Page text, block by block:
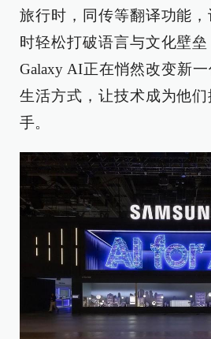
旅行时，同传等翻译功能
时轻松打破语言与文化壁垒
Galaxy AI正在悄然改变新
生活方式，让技术成为他
手。